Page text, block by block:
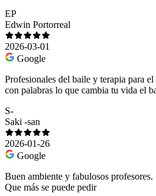
EP
Edwin Portorreal
2026-03-01
Google
Profesionales del baile y terapia para
con palabras lo que cambia tu vida el
S-
Saki -san
2026-01-26
Google
Buen ambiente y fabulosos profesores.
Que más se puede pedir